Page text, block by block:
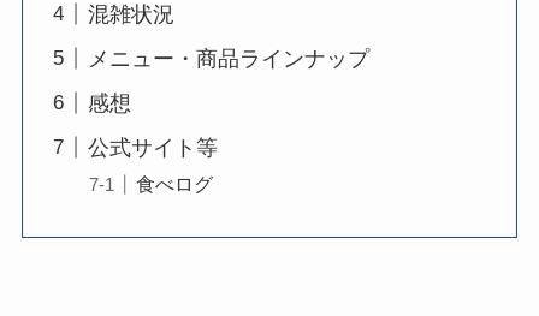
混雑状況
メニュー・商品ラインナップ
感想
公式サイト等
食べログ